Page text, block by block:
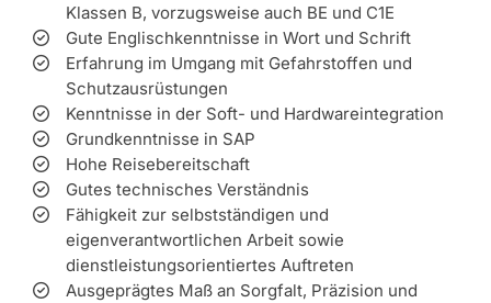
Klassen B, vorzugsweise auch BE und C1E
Gute Englischkenntnisse in Wort und Schrift
Erfahrung im Umgang mit Gefahrstoffen und
Schutzausrüstungen
Kenntnisse in der Soft- und Hardwareintegration
Grundkenntnisse in SAP
Hohe Reisebereitschaft
Gutes technisches Verständnis
Fähigkeit zur selbstständigen und
eigenverantwortlichen Arbeit sowie
dienstleistungsorientiertes Auftreten
Ausgeprägtes Maß an Sorgfalt, Präzision und